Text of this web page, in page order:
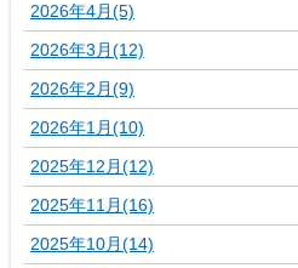
2026年4月(5)
2026年3月(12)
2026年2月(9)
2026年1月(10)
2025年12月(12)
2025年11月(16)
2025年10月(14)